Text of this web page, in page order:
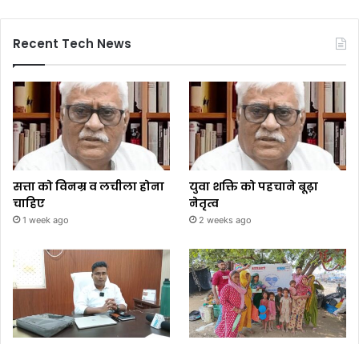
Recent Tech News
सत्ता को विनम्र व लचीला होना
चाहिए
1 week ago
युवा शक्ति को पहचाने बूढ़ा
नेतृत्व
2 weeks ago